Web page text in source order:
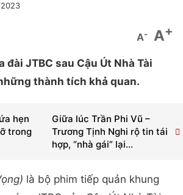
A- A+
đài JTBC sau Cậu Út Nhà Tài
thành tích khả quan.
Giữa lúc Trần Phi Vũ –
Trương Tịnh Nghi rộ tin tái
hợp, “nhà gái” lại...
hẹn
trong
là bộ phim tiếp quản khung